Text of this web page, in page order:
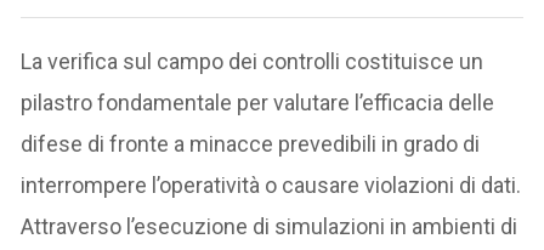
La verifica sul campo dei controlli costituisce un
pilastro fondamentale per valutare l’efficacia delle
difese di fronte a minacce prevedibili in grado di
interrompere l’operatività o causare violazioni di dati.
Attraverso l’esecuzione di simulazioni in ambienti di